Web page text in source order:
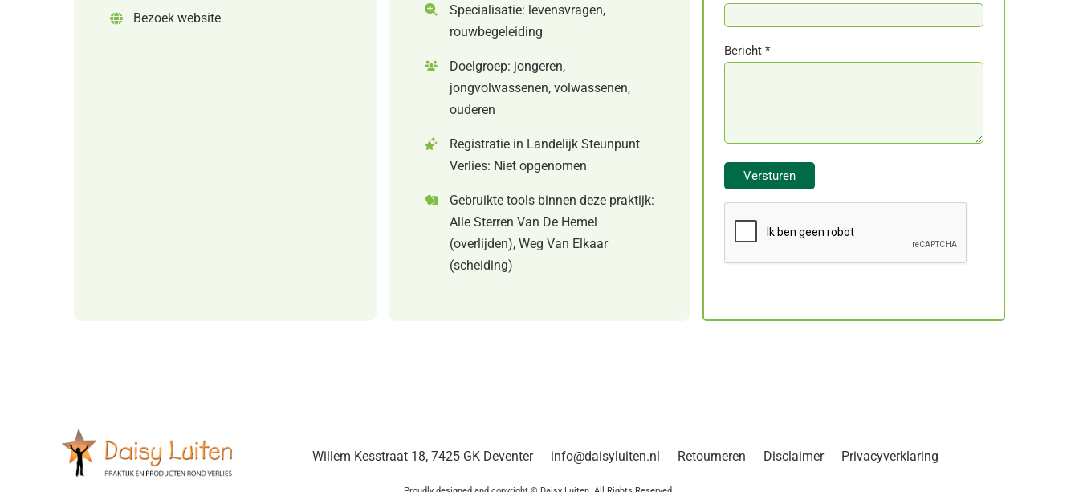
Bezoek website
Specialisatie: levensvragen,
rouwbegeleiding
Doelgroep: jongeren,
jongvolwassenen, volwassenen,
ouderen
Registratie in Landelijk Steunpunt
Verlies: Niet opgenomen
Gebruikte tools binnen deze praktijk:
Alle Sterren Van De Hemel
(overlijden), Weg Van Elkaar
(scheiding)
Bericht *
Willem Kesstraat 18, 7425 GK Deventer info@daisyluiten.nl Retourneren Disclaimer Privacyverklaring